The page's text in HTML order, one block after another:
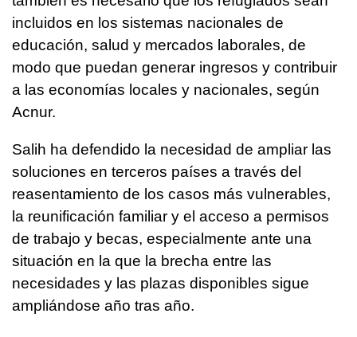
incluidos en los sistemas nacionales de
educación, salud y mercados laborales, de
modo que puedan generar ingresos y contribuir
a las economías locales y nacionales, según
Acnur.
Salih ha defendido la necesidad de ampliar las
soluciones en terceros países a través del
reasentamiento de los casos más vulnerables,
la reunificación familiar y el acceso a permisos
de trabajo y becas, especialmente ante una
situación en la que la brecha entre las
necesidades y las plazas disponibles sigue
ampliándose año tras año.